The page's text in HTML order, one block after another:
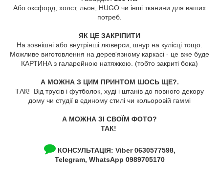
Або оксфорд, холст, льон, HUGO чи інші тканини для ваших
потреб.
ЯК ЦЕ ЗАКРІПИТИ
На зовнішні або внутрінші люверси, шнур на кулісці тощо.
Можливе виготовлення на дерев'язному каркасі - це вже буде
КАРТИНА з галарейною натяжкою. (тобто закриті бока)
А МОЖНА З ЦИМ ПРИНТОМ ШОСЬ ЩЕ?.
ТАК! Від трусів і футболок, худі і штанів до повного декору
дому чи студії в єдиному стилі чи кольоровій гаммі
А МОЖНА ЗІ СВОЇМ ФОТО?
ТАК!
КОНСУЛЬТАЦІЯ: Viber 0630577598,
Telegram, WhatsApp 0989705170